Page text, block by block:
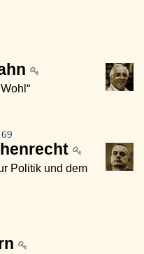
Politik und dem